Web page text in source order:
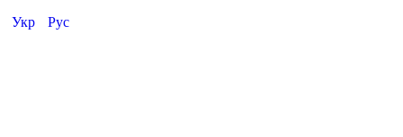
Укр
Рус